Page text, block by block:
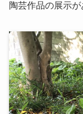
陶芸作品の展示